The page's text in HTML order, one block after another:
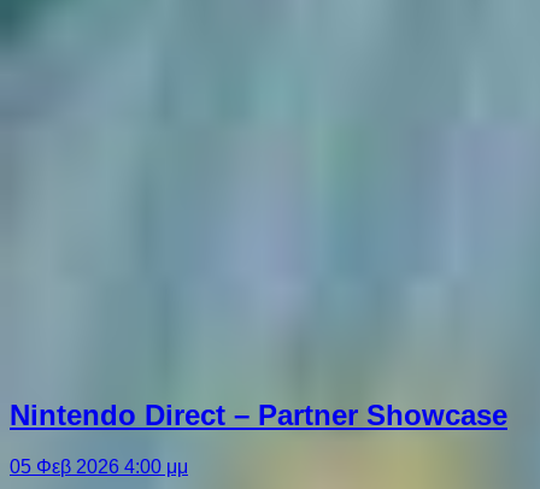
Nintendo Direct – Partner Showcase
05 Φεβ 2026 4:00 μμ